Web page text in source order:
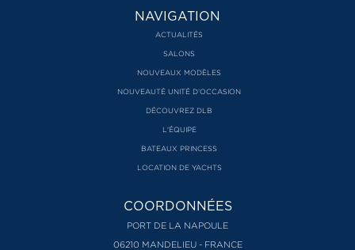
NAVIGATION
ACTUALITÉS
SALONS
NOUVEAUX MODÈLES
NOUVEAUTÉ UNITÉ D’OCCASION
DÉCOUVREZ DLB
L'ÉQUIPE
BATEAUX PRINCESS
LOCATION DE YACHTS
COORDONNÉES
PORT DE LA NAPOULE
06210 MANDELIEU - FRANCE